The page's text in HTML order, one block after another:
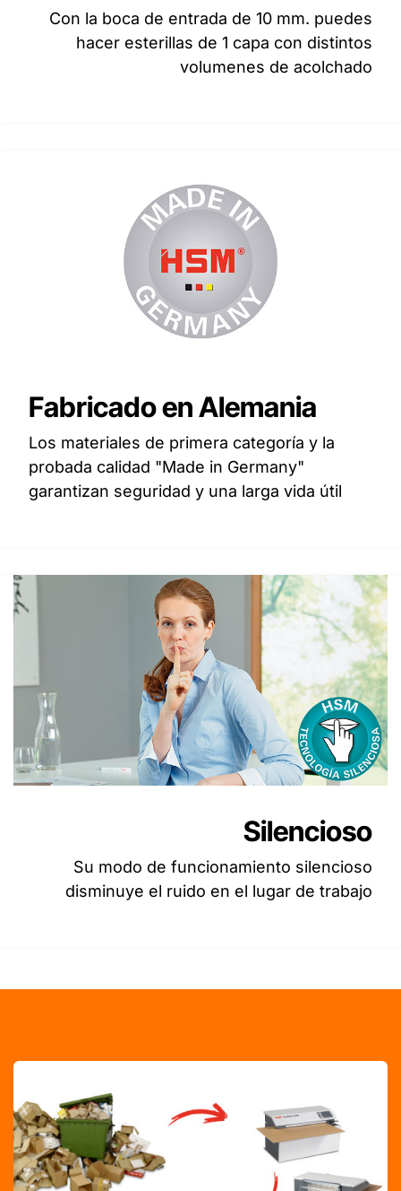
Con la boca de entrada de 10 mm. puedes
hacer esterillas de 1 capa con distintos
volumenes de acolchado
Fabricado en Alemania
Los materiales de primera categoría y la
probada calidad "Made in Germany"
garantizan seguridad y una larga vida útil
Silencioso
Su modo de funcionamiento silencioso
disminuye el ruido en el lugar de trabajo